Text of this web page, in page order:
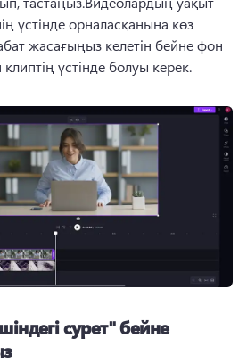
үстінде орналасқанына көз
жасағыңыз келетін бейне фон
клиптің үстінде болуы керек.
сурет" бейне